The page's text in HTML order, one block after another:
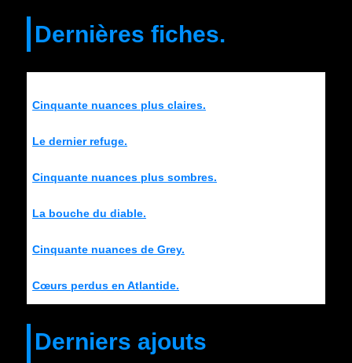
Dernières fiches.
Cinquante nuances plus claires.
Le dernier refuge.
Cinquante nuances plus sombres.
La bouche du diable.
Cinquante nuances de Grey.
Cœurs perdus en Atlantide.
Derniers ajouts